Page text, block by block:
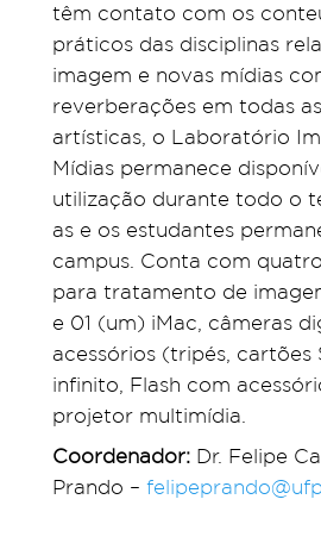
têm contato com os
práticos das disciplinas
imagem e novas mídias
reverberações em todas
artísticas, o Laboratório
Mídias permanece
utilização durante todo o
as e os estudantes
campus. Conta com
para tratamento de
e 01 (um) iMac, câmeras
acessórios (tripés, cartões
infinito, Flash com
projetor multimídia.
Coordenador: Dr. Felipe
Prando –